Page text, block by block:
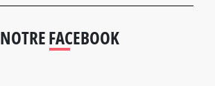
NOTRE FACEBOOK